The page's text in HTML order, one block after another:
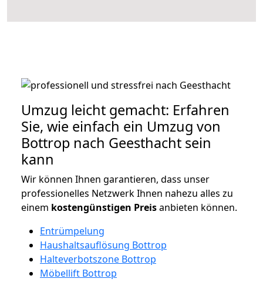
Umzug leicht gemacht: Erfahren
Sie, wie einfach ein Umzug von
Bottrop nach Geesthacht sein
kann
Wir können Ihnen garantieren, dass unser
professionelles Netzwerk Ihnen nahezu alles zu
einem kostengünstigen Preisanbieten können.
Entrümpelung
Haushaltsauflösung Bottrop
Halteverbotszone Bottrop
Möbellift Bottrop